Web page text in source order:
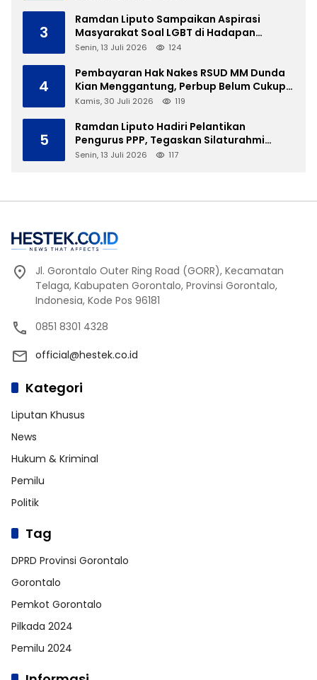
3
Ramdan Liputo Sampaikan Aspirasi
Masyarakat Soal LGBT di Hadapan
Gubernur Gusnar
Senin, 13 Juli 2026 124
4
Pembayaran Hak Nakes RSUD MM Dunda
Kian Menggantung, Perbup Belum Cukup
Tanpa Direktur Definitif
Kamis, 30 Juli 2026 119
5
Ramdan Liputo Hadiri Pelantikan
Pengurus PPP, Tegaskan Silaturahmi
Antarpartai Kunci Membangun Gorontalo
Senin, 13 Juli 2026 117
Jl. Gorontalo Outer Ring Road (GORR), Kecamatan
Telaga, Kabupaten Gorontalo, Provinsi Gorontalo,
Indonesia, Kode Pos 96181
0851 8301 4328
official@hestek.co.id
Kategori
Liputan Khusus
News
Hukum & Kriminal
Pemilu
Politik
Tag
DPRD Provinsi Gorontalo
Gorontalo
Pemkot Gorontalo
Pilkada 2024
Pemilu 2024